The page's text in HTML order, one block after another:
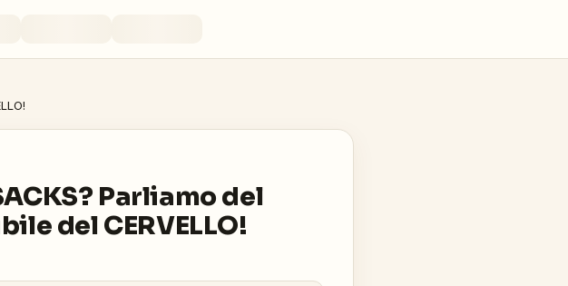
Parliamo del
del CERVELLO!